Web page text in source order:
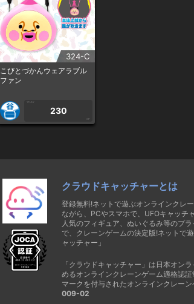
324-C
こびとづかんウェアラブル
ファン
1PLAY
230
CP
クラウドキャッチャーとは
登録無料!ネットで遊ぶオンラインクレ
ながら、PCやスマホで、UFOキャッチ
人気のフィギュア、ぬいぐるみ等のプ
で、クレーンゲームの決定版!ネットで
ャッチャー」
「クラウドキャッチャー」は日本オン
めるオンラインクレーンゲーム適格認
マークを付与されたオンラインクレーン
009-02